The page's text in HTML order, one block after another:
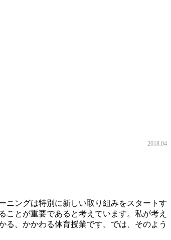
2018.04
ングは特別に新しい取り組みをスタートす
とが重要であると考えています。私が考え
る、かかわる体育授業です。では、そのよう